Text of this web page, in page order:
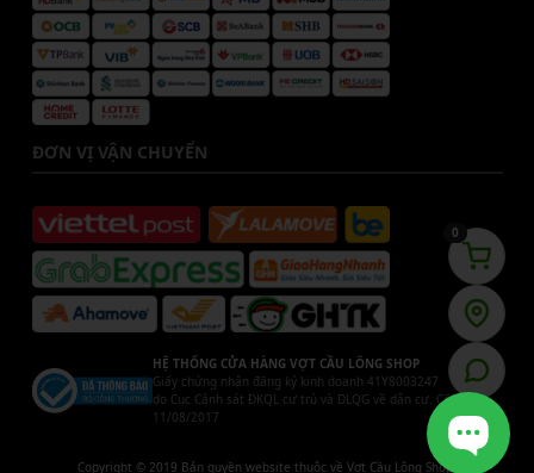
ĐƠN VỊ VẬN CHUYỂN
HỆ THỐNG CỬA HÀNG VỢT CẦU LÔNG SHOP
Giấy chứng nhận đăng ký kinh doanh 41Y8003247
do Cục Cảnh sát ĐKQL cư trú và DLQG về dân cư. Cấp ngày
11/08/2017
Copyright © 2019 Bản quyền website thuộc về Vợt Cầu Lông Shop.
0